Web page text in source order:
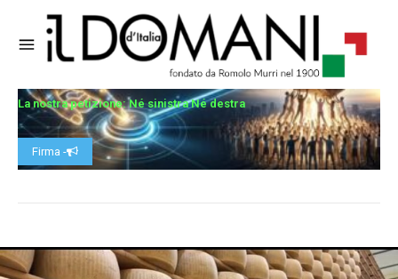
La nostra petizione: Né sinistra Né destra
Firma -